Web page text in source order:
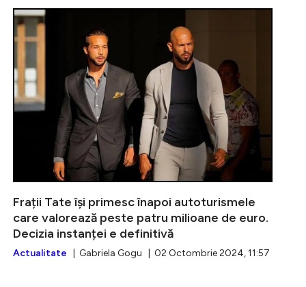
Frații Tate își primesc înapoi autoturismele
care valorează peste patru milioane de euro.
Decizia instanței e definitivă
Actualitate | Gabriela Gogu | 02 Octombrie 2024, 11:57